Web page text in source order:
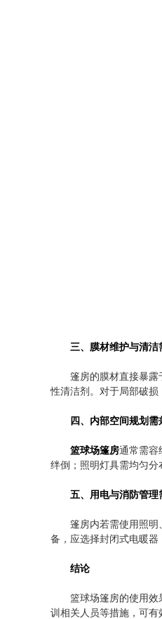
三、膜材维护与清洁
篷房的膜材直接暴
性清洁剂。对于局部破损
四、内部空间规划
篮球场篷房通常需容
绊倒；照明灯具需均匀分
五、用电与消防管理
篷房内若需使用照
备，应选择封闭式电暖器
结论
篮球场篷房的使用
训相关人员等措施，可有